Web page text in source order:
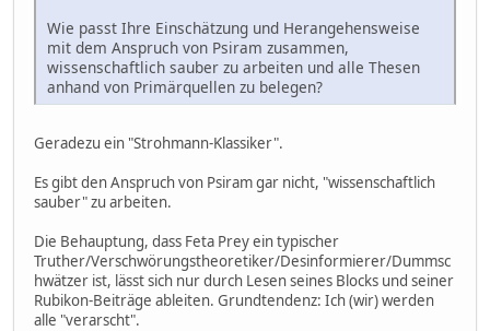
Wie passt Ihre Einschätzung und Herangehensweise
mit dem Anspruch von Psiram zusammen,
wissenschaftlich sauber zu arbeiten und alle Thesen
anhand von Primärquellen zu belegen?
Geradezu ein "Strohmann-Klassiker".
Es gibt den Anspruch von Psiram gar nicht, "wissenschaftlich
sauber" zu arbeiten.
Die Behauptung, dass Feta Prey ein typischer
Truther/Verschwörungstheoretiker/Desinformierer/Dummsc
hwätzer ist, lässt sich nur durch Lesen seines Blocks und seiner
Rubikon-Beiträge ableiten. Grundtendenz: Ich (wir) werden
alle "verarscht".